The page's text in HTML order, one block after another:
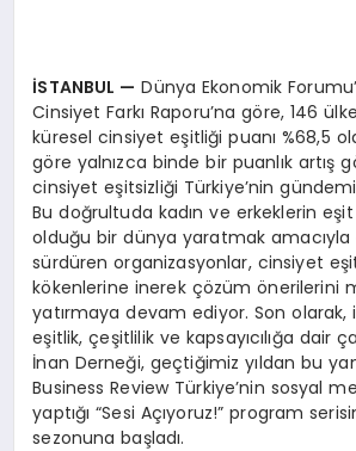
İSTANBUL — Dünya Ekonomik
Cinsiyet Farkı Raporu’na göre, 146
küresel cinsiyet eşitliği puanı %68,5
göre yalnızca binde bir puanlık artış
cinsiyet eşitsizliği Türkiye’nin
Bu doğrultuda kadın ve erkeklerin
olduğu bir dünya yaratmak amacıyla
sürdüren organizasyonlar, cinsiyet
kökenlerine inerek çözüm önerilerini
yatırmaya devam ediyor. Son olarak,
eşitlik, çeşitlilik ve kapsayıcılığa dair
İnan Derneği, geçtiğimiz yıldan bu
Business Review Türkiye’nin sosyal
yaptığı “Sesi Açıyoruz!” program
sezonuna başladı.